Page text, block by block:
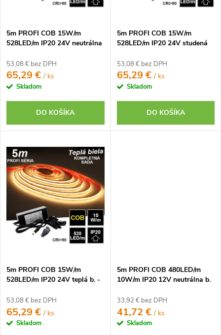
k
t
o
v
k
o
v
5m PROFI COB 15W/m
528LED/m IP20 24V neutrálna
53,08 € bez DPH
65,29 €/ ks
Skladom
DO KOŠÍKA
5m PROFI COB 15W/m
528LED/m IP20 24V studená
53,08 € bez DPH
65,29 €/ ks
Skladom
DO KOŠÍKA
5m PROFI COB 15W/m
528LED/m IP20 24V teplá b. -
53,08 € bez DPH
65,29 €/ ks
Skladom
5m PROFI COB 480LED/m
10W/m IP20 12V neutrálna b.
33,92 € bez DPH
41,72 €/ ks
Skladom